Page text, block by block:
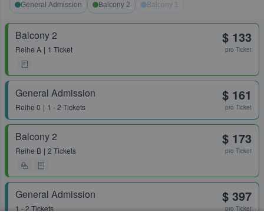
General Admission Balcony 2 Balcony 1
Balcony 2
Reihe A 1 Ticket
$ 133
pro Ticket
General Admission
Reihe 0 1 - 2 Tickets
$ 161
pro Ticket
Balcony 2
Reihe B 2 Tickets
$ 173
pro Ticket
General Admission
1 - 2 Tickets
$ 397
pro Ticket